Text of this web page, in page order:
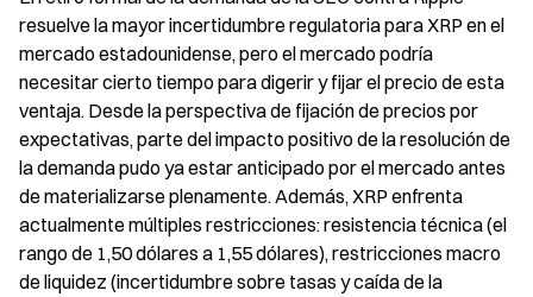
resuelve la mayor incertidumbre regulatoria para XRP en el
mercado estadounidense, pero el mercado podría
necesitar cierto tiempo para digerir y fijar el precio de esta
ventaja. Desde la perspectiva de fijación de precios por
expectativas, parte del impacto positivo de la resolución de
la demanda pudo ya estar anticipado por el mercado antes
de materializarse plenamente. Además, XRP enfrenta
actualmente múltiples restricciones: resistencia técnica (el
rango de 1,50 dólares a 1,55 dólares), restricciones macro
de liquidez (incertidumbre sobre tasas y caída de la